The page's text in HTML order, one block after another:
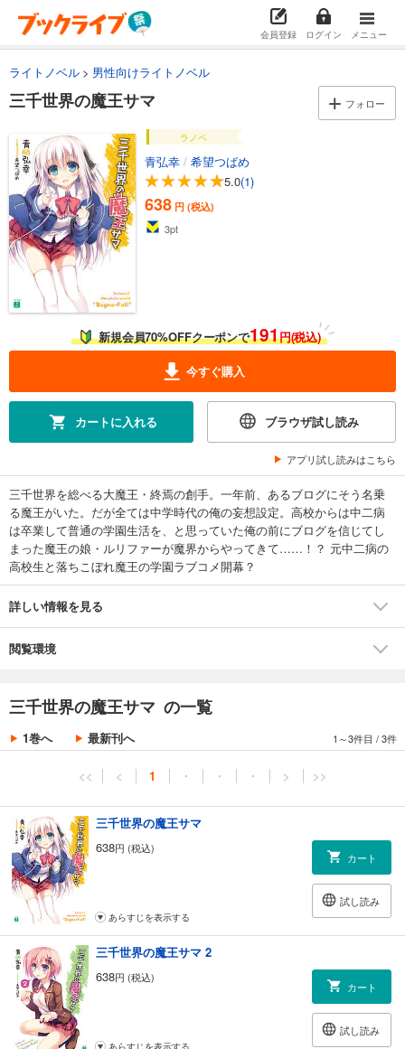
会員登録 ログイン メニュー
ライトノベル 男性向けライトノベル
三千世界の魔王サマ フォロー
ラノベ
青弘幸 / 希望つばめ
5.0(1)
638 円 (税込)
3pt
新規会員70%OFFクーポンで191円(税込)
今すぐ購入
カートに入れる ブラウザ試し読み
アプリ試し読みはこちら
三千世界を総べる大魔王・終焉の創手。一年前、あるブログにそう名乗
る魔王がいた。だが全ては中学時代の俺の妄想設定。高校からは中二病
は卒業して普通の学園生活を、と思っていた俺の前にブログを信じてし
まった魔王の娘・ルリファーが魔界からやってきて……！？ 元中二病の
高校生と落ちこぼれ魔王の学園ラブコメ開幕？
詳しい情報を見る
閲覧環境
三千世界の魔王サマ の一覧
1巻へ 最新刊へ 1～3件目 /3件
<< < 1 ・ ・ ・ > >>
三千世界の魔王サマ
638円 (税込)
カート
試し読み
あらすじを表示する
三千世界の魔王サマ 2
638円 (税込)
カート
試し読み
あらすじを表示する